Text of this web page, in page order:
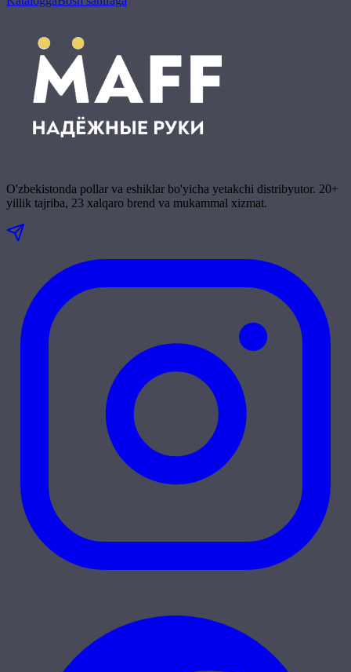
O'zbekistonda pollar va eshiklar bo'yicha yetakchi distribyutor. 20+
yillik tajriba, 23 xalqaro brend va mukammal xizmat.